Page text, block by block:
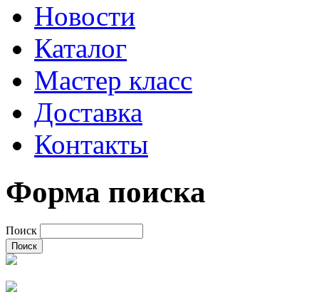
Новости
Каталог
Мастер класс
Доставка
Контакты
Форма поиска
Поиск